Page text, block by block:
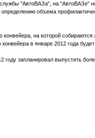
"АвтоВАЗа", на "АвтоВАЗе"
определению объема
конвейера, на которой
конвейера в январе 2012 года
году запланировал выпустить